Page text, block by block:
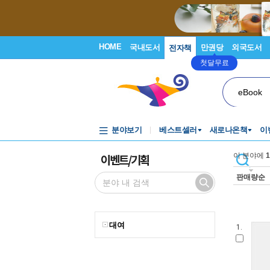
HOME 국내도서 전자책 만권당
첫달무료
외국도서
eBook
분야보기 베스트셀러 새로나온책 이
이벤트/기획
대여
이 분야에
판매량순
1.